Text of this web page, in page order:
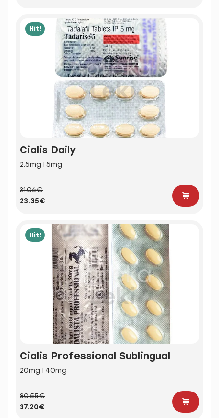
Hit!
Cialis Daily
2.5mg | 5mg
31.06€
23.35€
Hit!
Cialis Professional Sublingual
20mg | 40mg
80.55€
37.20€